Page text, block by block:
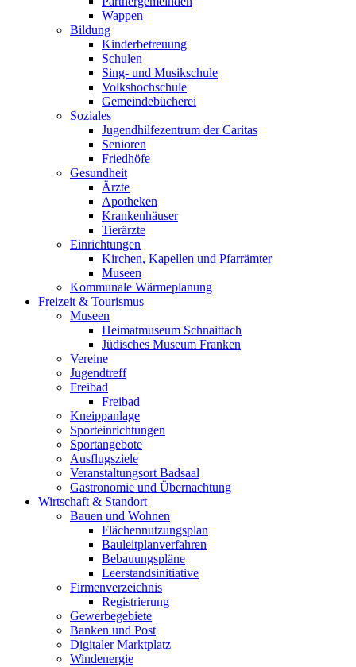
Wappen
Bildung
Kinderbetreuung
Schulen
Sing- und Musikschule
Volkshochschule
Gemeindebücherei
Soziales
Jugendhilfezentrum der Caritas
Senioren
Friedhöfe
Gesundheit
Ärzte
Apotheken
Krankenhäuser
Tierärzte
Einrichtungen
Kirchen, Kapellen und Pfarrämter
Museen
Kommunale Wärmeplanung
Freizeit & Tourismus
Museen
Heimatmuseum Schnaittach
Jüdisches Museum Franken
Vereine
Jugendtreff
Freibad
Freibad
Kneippanlage
Sporteinrichtungen
Sportangebote
Ausflugsziele
Veranstaltungsort Badsaal
Gastronomie und Übernachtung
Wirtschaft & Standort
Bauen und Wohnen
Flächennutzungsplan
Bauleitplanverfahren
Bebauungspläne
Leerstandsinitiative
Firmenverzeichnis
Registrierung
Gewerbegebiete
Banken und Post
Digitaler Marktplatz
Windenergie